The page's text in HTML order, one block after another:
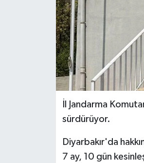
İl Jandarma
sürdürüyor.
Diyarbakır'da
7 ay, 10 gün
Kültür & Sanat
Sağlık & Yaşam